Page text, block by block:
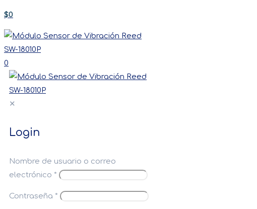
$0
0
✕
Login
Nombre de usuario o correo
electrónico *
Contraseña *